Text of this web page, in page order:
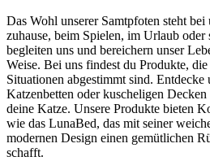
Das Wohl unserer Samtpfoten steht
zuhause, beim Spielen, im Urlaub
begleiten uns und bereichern unser
Weise. Bei uns findest du Produkte,
Situationen abgestimmt sind. Entdecke
Katzenbetten oder kuscheligen
deine Katze. Unsere Produkte bieten
wie das LunaBed, das mit seiner
modernen Design einen gemütlichen
schafft.